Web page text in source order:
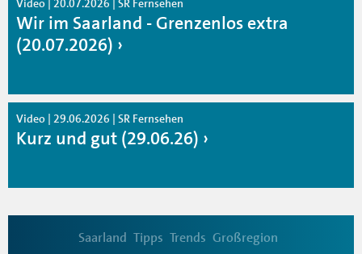
Video | 20.07.2026 | SR Fernsehen
Wir im Saarland - Grenzenlos extra
(20.07.2026)
Video | 29.06.2026 | SR Fernsehen
Kurz und gut (29.06.26)
Saarland Tipps Trends Großregion